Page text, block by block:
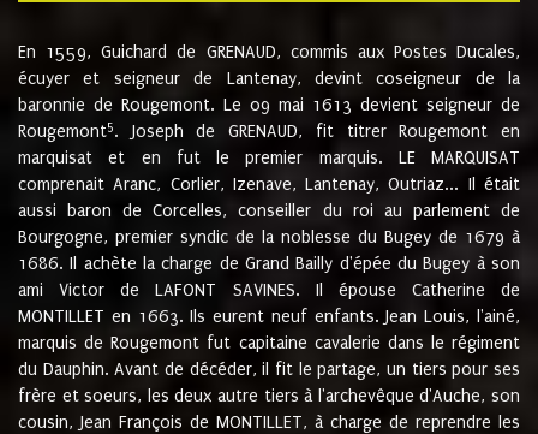
En 1559, Guichard de GRENAUD, commis aux Postes Ducales,
écuyer et seigneur de Lantenay, devint coseigneur de la
baronnie de Rougemont. Le 09 mai 1613 devient seigneur de
Rougemont5. Joseph de GRENAUD, fit titrer Rougemont en
marquisat et en fut le premier marquis. LE MARQUISAT
comprenait Aranc, Corlier, Izenave, Lantenay, Outriaz... Il était
aussi baron de Corcelles, conseiller du roi au parlement de
Bourgogne, premier syndic de la noblesse du Bugey de 1679 à
1686. Il achète la charge de Grand Bailly d'épée du Bugey à son
ami Victor de LAFONT SAVINES. Il épouse Catherine de
MONTILLET en 1663. Ils eurent neuf enfants. Jean Louis, l'ainé,
marquis de Rougemont fut capitaine cavalerie dans le régiment
du Dauphin. Avant de décéder, il fit le partage, un tiers pour ses
frère et soeurs, les deux autre tiers à l'archevêque d'Auche, son
cousin, Jean François de MONTILLET, à charge de reprendre les